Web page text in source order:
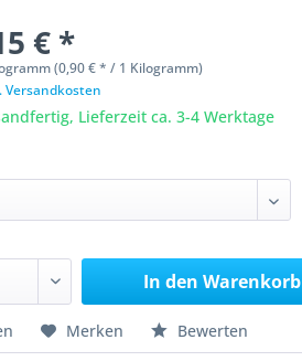
€ *
(0,90 € * / 1 Kilogramm)
Versandkosten
Lieferzeit ca. 3-4 Werktage
In den Warenkorb
Merken Bewerten